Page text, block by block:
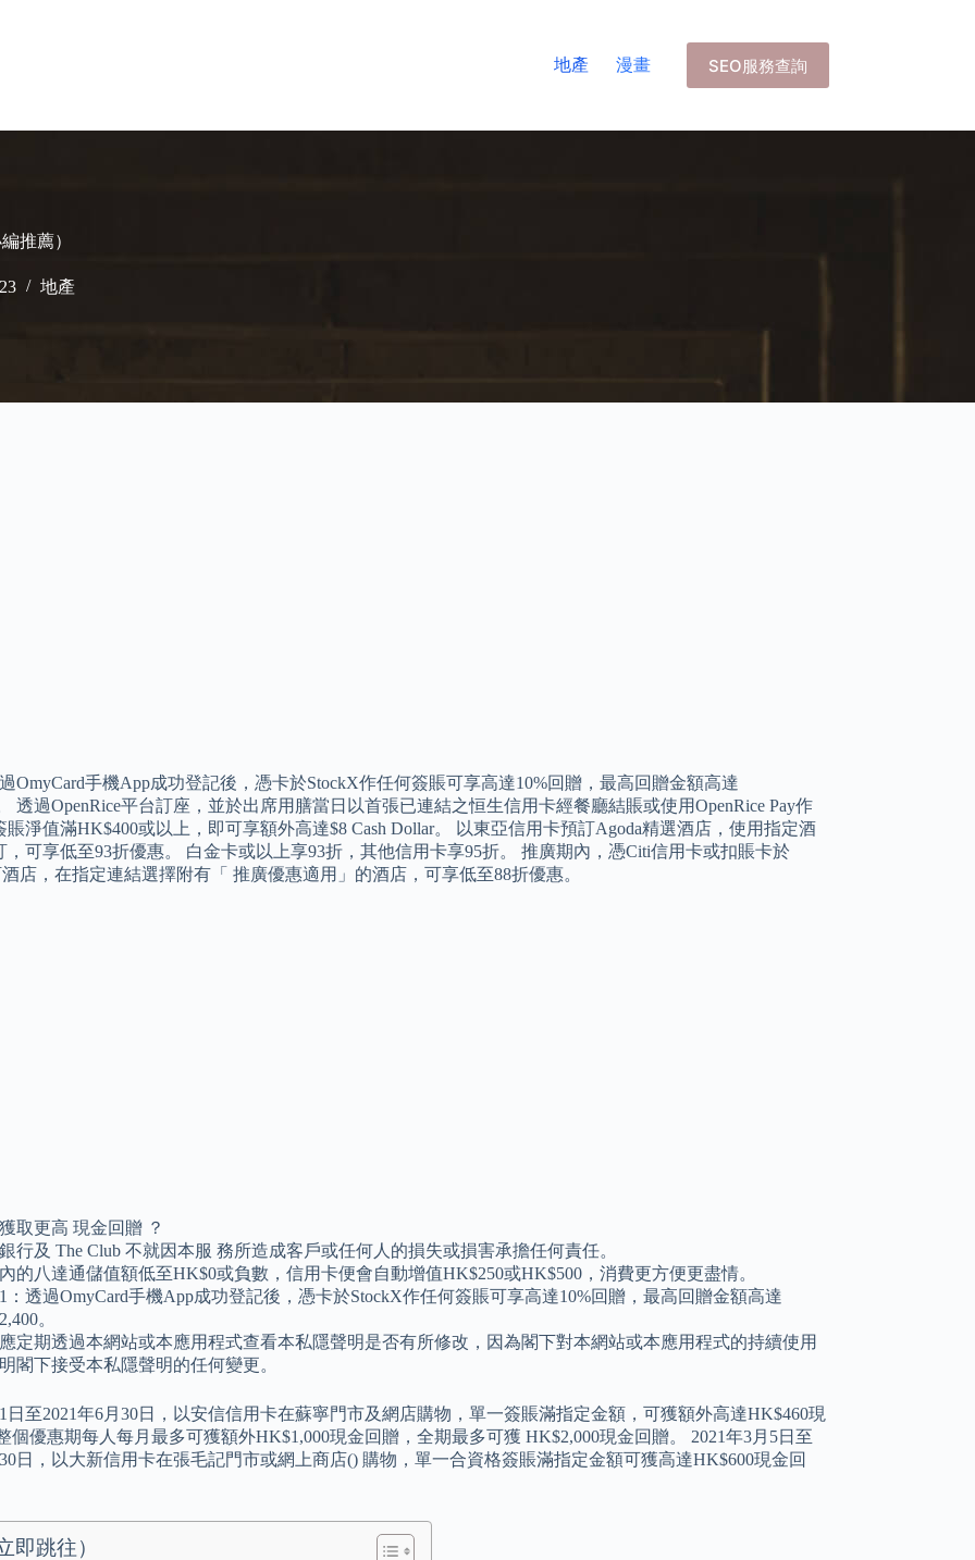
地產 漫畫 SEO服務查詢
推薦）
地產
OmyCard手機App成功登記後，憑卡於StockX作任何簽賬可享高達10%回贈，最高回贈金額高達
透過OpenRice平台訂座，並於出席用膳當日以首張已連結之恒生信用卡經餐廳結賬或使用OpenRice Pay作
賬淨值滿HK$400或以上，即可享額外高達$8 Cash Dollar。 以東亞信用卡預訂Agoda精選酒店，使用指定酒
，可享低至93折優惠。 白金卡或以上享93折，其他信用卡享95折。 推廣期內，憑Citi信用卡或扣賬卡於
酒店，在指定連結選擇附有「 推廣優惠適用」的酒店，可享低至88折優惠。
取更高 現金回贈 ？
行及 The Club 不就因本服 務所造成客戶或任何人的損失或損害承擔任何責任。
的八達通儲值額低至HK$0或負數，信用卡便會自動增值HK$250或HK$500，消費更方便更盡情。
：透過OmyCard手機App成功登記後，憑卡於StockX作任何簽賬可享高達10%回贈，最高回贈金額高達
。
定期透過本網站或本應用程式查看本私隱聲明是否有所修改，因為閣下對本網站或本應用程式的持續使用
閣下接受本私隱聲明的任何變更。
日至2021年6月30日，以安信信用卡在蘇寧門市及網店購物，單一簽賬滿指定金額，可獲額外高達HK$460現
個優惠期每人每月最多可獲額外HK$1,000現金回贈，全期最多可獲 HK$2,000現金回贈。 2021年3月5日至
日，以大新信用卡在張毛記門市或網上商店() 購物，單一合資格簽賬滿指定金額可獲高達HK$600現金回
即跳往）